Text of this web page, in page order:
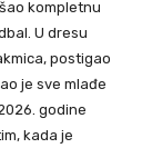
kompletnu
U dresu
postigao
je sve mlađe
godine
kada je